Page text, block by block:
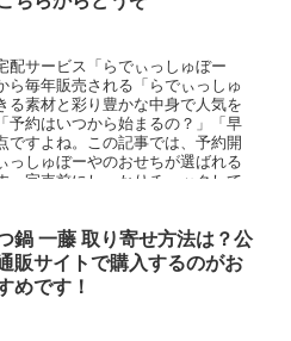
配サービス「らでぃっしゅぼー
ら毎年販売される「らでぃっしゅ
る素材と彩り豊かな中身で人気を
予約はいつから始まるの？」「早
ですよね。この記事では、予約開
っしゅぼーやのおせちが選ばれる
。完売前にしっかりチェックして
鍋 一藤 取り寄せ方法は？公
販サイトで購入するのがお
めです！